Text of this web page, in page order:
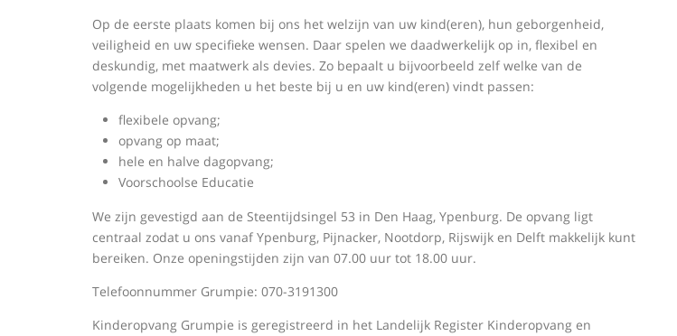
Op de eerste plaats komen bij ons het welzijn van uw kind(eren), hun geborgenheid,
veiligheid en uw specifieke wensen. Daar spelen we daadwerkelijk op in, flexibel en
deskundig, met maatwerk als devies. Zo bepaalt u bijvoorbeeld zelf welke van de
volgende mogelijkheden u het beste bij u en uw kind(eren) vindt passen:
flexibele opvang;
opvang op maat;
hele en halve dagopvang;
Voorschoolse Educatie
We zijn gevestigd aan de Steentijdsingel 53 in Den Haag, Ypenburg. De opvang ligt
centraal zodat u ons vanaf Ypenburg, Pijnacker, Nootdorp, Rijswijk en Delft makkelijk kunt
bereiken. Onze openingstijden zijn van 07.00 uur tot 18.00 uur.
Telefoonnummer Grumpie: 070-3191300
Kinderopvang Grumpie is geregistreerd in het Landelijk Register Kinderopvang en